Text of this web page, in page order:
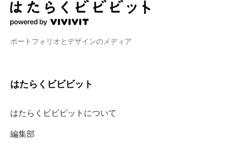
ポートフォリオとデザインのメディア
はたらくビビビット
はたらくビビビットについて
編集部